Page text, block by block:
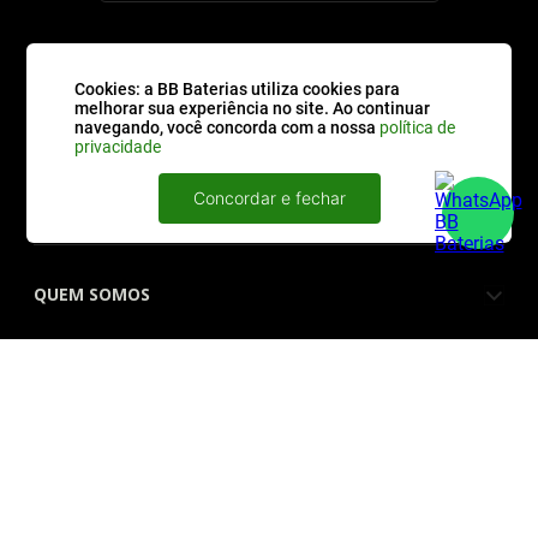
Cookies: a BB Baterias utiliza cookies para
melhorar sua experiência no site. Ao continuar
navegando, você concorda com a nossa política de
privacidade
Concordar e fechar
CATEGORIAS
QUEM SOMOS